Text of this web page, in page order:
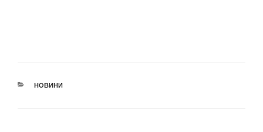
КАТЕГОРІЇ
НОВИНИ